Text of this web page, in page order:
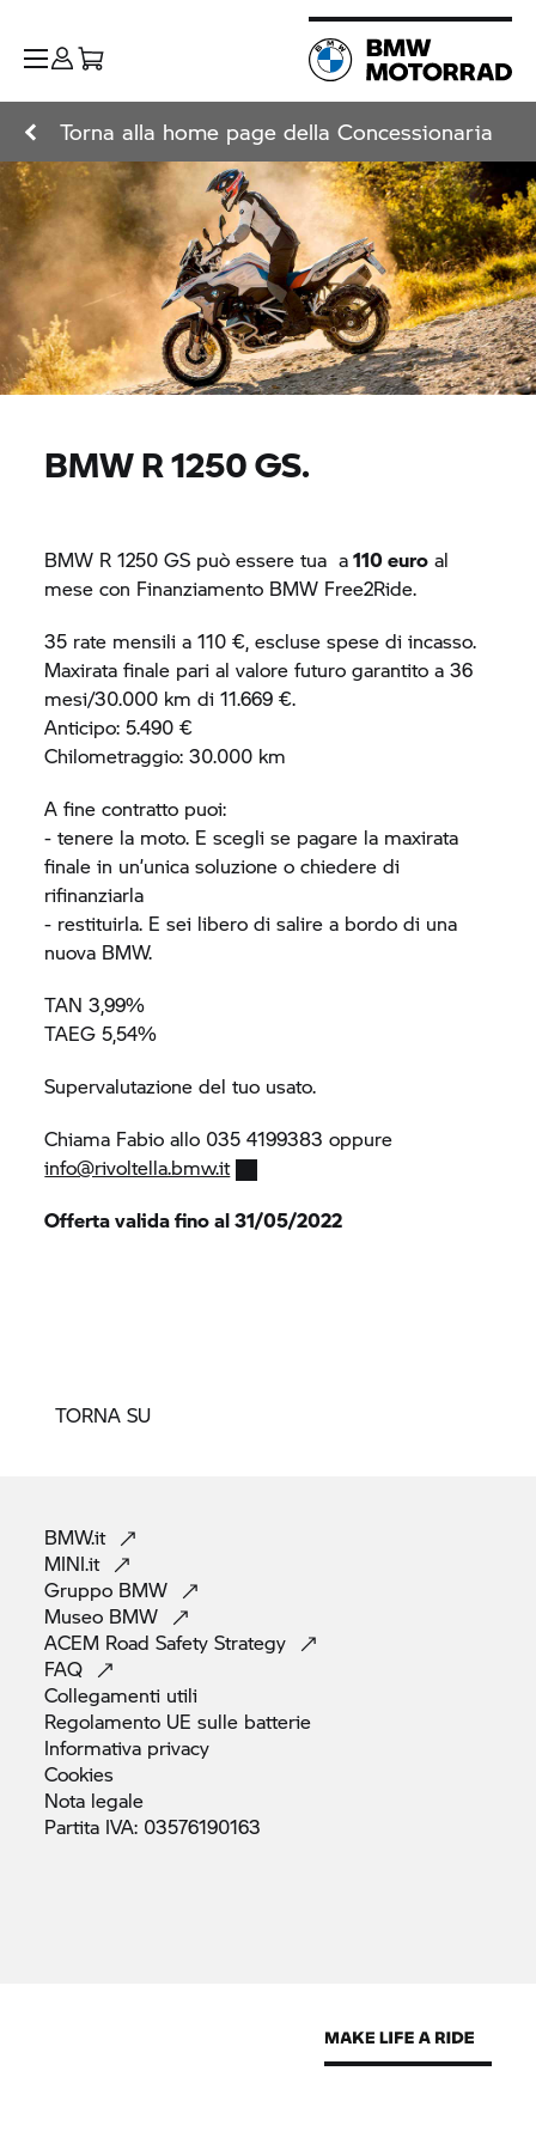
Torna alla home page della Concessionaria
BMW R 1250 GS.
BMW R 1250 GS può essere tua a110 euro al
mese con Finanziamento BMW Free2Ride.
35 rate mensili a 110 €, escluse spese di incasso.
Maxirata finale pari al valore futuro garantito a 36
mesi/30.000 km di 11.669 €.
Anticipo: 5.490 €
Chilometraggio: 30.000 km
A fine contratto puoi:
- tenere la moto. E scegli se pagare la maxirata
finale in un’unica soluzione o chiedere di
rifinanziarla
- restituirla. E sei libero di salire a bordo di una
nuova BMW.
TAN 3,99%
TAEG 5,54%
Supervalutazione del tuo usato.
Chiama Fabio allo 035 4199383 oppure
info@rivoltella.bmw.it
Offerta valida fino al 31/05/2022
TORNA SU
BMW.it
MINI.it
Gruppo BMW
Museo BMW
ACEM Road SafetyStrategy
FAQ
Collegamenti utili
Regolamento UE sulle batterie
Informativa privacy
Cookies
Nota legale
Partita IVA: 03576190163